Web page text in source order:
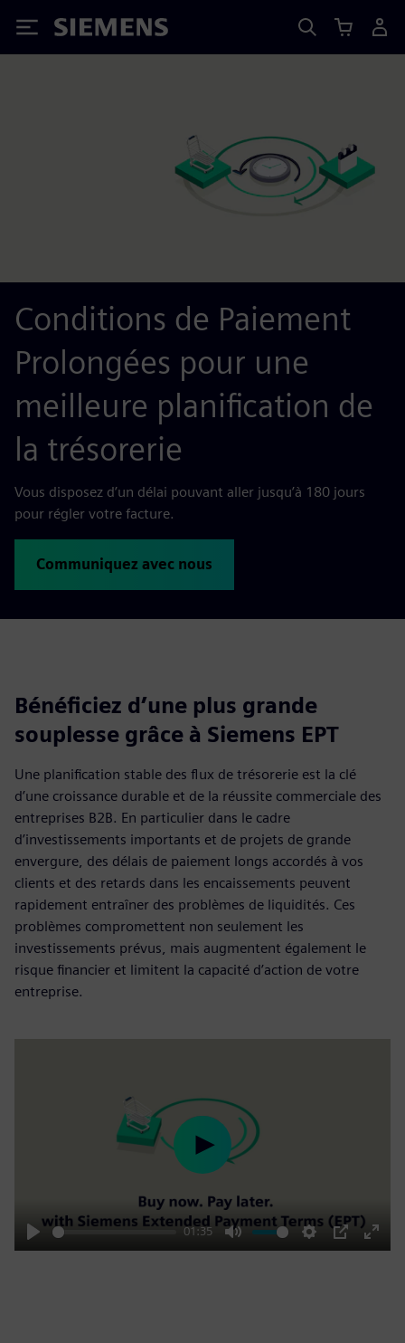
Siemens
Conditions de Paiement
Prolongées pour une
meilleure planification de
la trésorerie
Vous disposez d’un délai pouvant aller jusqu’à 180 jours
pour régler votre facture.
Communiquez avec nous
Bénéficiez d’une plus grande
souplesse grâce à Siemens EPT
Une planification stable des flux de trésorerie est la clé
d’une croissance durable et de la réussite commerciale des
entreprises B2B. En particulier dans le cadre
d’investissements importants et de projets de grande
envergure, des délais de paiement longs accordés à vos
clients et des retards dans les encaissements peuvent
rapidement entraîner des problèmes de liquidités. Ces
problèmes compromettent non seulement les
investissements prévus, mais augmentent également le
risque financier et limitent la capacité d’action de votre
entreprise.
Play
01:35
Mute Settings
PIP
Enter
Play